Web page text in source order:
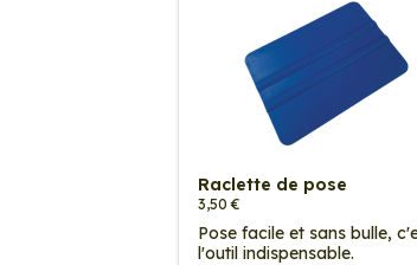
Raclette de pose
3,50 €
Pose facile et sans bulle,
l'outil indispensable.